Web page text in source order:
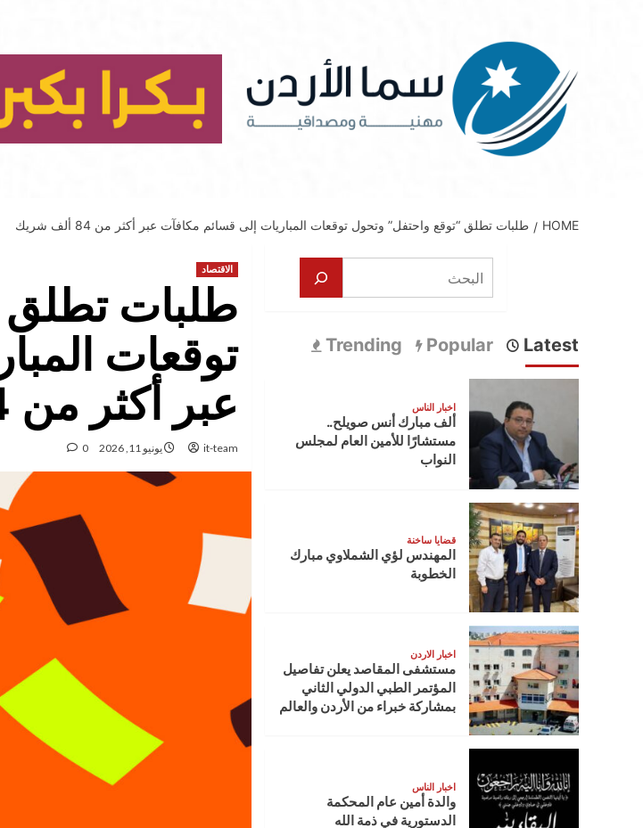
HOME طلبات تطلق “توقع واحتفل” وتحول توقعات المباريات إلى قسائم مكافآت عبر أكثر من 84 ألف شريك
الاقتصاد
طلبات تطلق
توقعات
عبر أكثر من 84 ألف شريك
it-team يونيو 11, 2026 0
البحث
Latest
Popular
Trending
اخبار الناس
ألف مبارك أنس صويلح..
مستشارًا للأمين العام لمجلس
النواب
قضايا ساخنة
المهندس لؤي الشملاوي مبارك
الخطوبة
اخبار الاردن
مستشفى المقاصد يعلن تفاصيل
المؤتمر الطبي الدولي الثاني
بمشاركة خبراء من الأردن والعالم
اخبار الناس
والدة أمين عام المحكمة
الدستورية في ذمة الله